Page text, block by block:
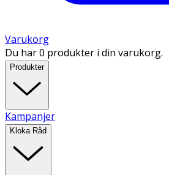
Varukorg
Du har 0 produkter i din varukorg.
Produkter
Kampanjer
Kloka Råd